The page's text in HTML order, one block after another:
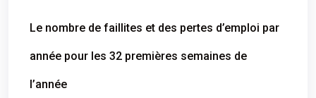
Le nombre de faillites et des pertes d’emploi par
année pour les 32 premières semaines de
l’année